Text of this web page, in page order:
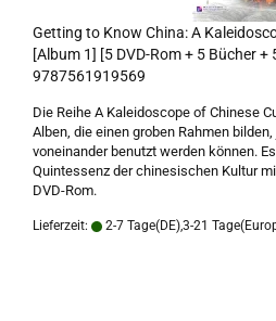
Getting to Know China: A
[Album 1] [5 DVD-Rom + 5 Bücher +
9787561919569
Die Reihe A Kaleidoscope of Chinese
Alben, die einen groben Rahmen
voneinander benutzt werden können.
Quintessenz der chinesischen Kultur
DVD-Rom.
Lieferzeit: 2-7 Tage(DE),3-21